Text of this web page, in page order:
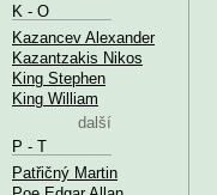
K - O
Kazancev Alexander
Kazantzakis Nikos
King Stephen
King William
další
P - T
Patřičný Martin